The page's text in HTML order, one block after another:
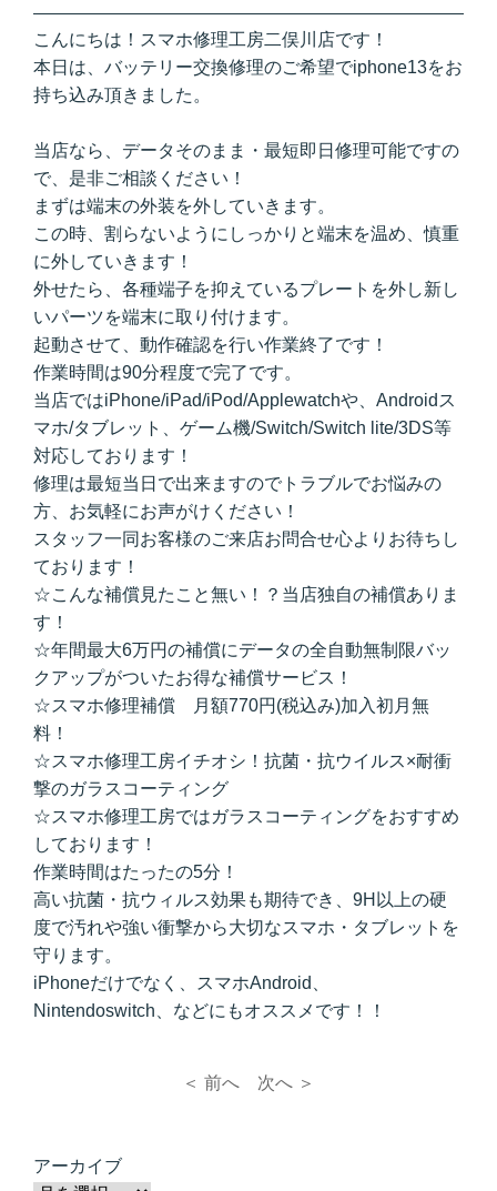
こんにちは！スマホ修理工房二俣川店です！
本日は、バッテリー交換修理のご希望でiphone13をお
持ち込み頂きました。
当店なら、データそのまま・最短即日修理可能ですの
で、是非ご相談ください！
まずは端末の外装を外していきます。
この時、割らないようにしっかりと端末を温め、慎重
に外していきます！
外せたら、各種端子を抑えているプレートを外し新し
いパーツを端末に取り付けます。
起動させて、動作確認を行い作業終了です！
作業時間は90分程度で完了です。
当店ではiPhone/iPad/iPod/Applewatchや、Androidス
マホ/タブレット、ゲーム機/Switch/Switch lite/3DS等
対応しております！
修理は最短当日で出来ますのでトラブルでお悩みの
方、お気軽にお声がけください！
スタッフ一同お客様のご来店お問合せ心よりお待ちし
ております！
☆こんな補償見たこと無い！？当店独自の補償ありま
す！
☆年間最大6万円の補償にデータの全自動無制限バッ
クアップがついたお得な補償サービス！
☆スマホ修理補償 月額770円(税込み)加入初月無
料！
☆スマホ修理工房イチオシ！抗菌・抗ウイルス×耐衝
撃のガラスコーティング
☆スマホ修理工房ではガラスコーティングをおすすめ
しております！
作業時間はたったの5分！
高い抗菌・抗ウィルス効果も期待でき、9H以上の硬
度で汚れや強い衝撃から大切なスマホ・タブレットを
守ります。
iPhoneだけでなく、スマホAndroid、
Nintendoswitch、などにもオススメです！！
＜ 前へ 次へ ＞
アーカイブ